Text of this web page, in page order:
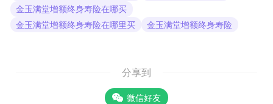
金玉满堂增额终身寿险在哪买
金玉满堂增额终身寿险在哪里买
金玉满堂增额终身寿险
分享到
微信好友